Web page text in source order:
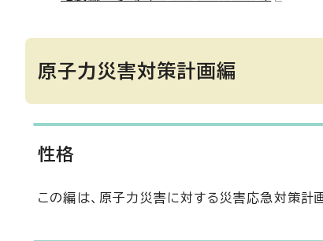
原子力災害対策計画編
性格
この編は、原子力災害に対する災害応急対策計